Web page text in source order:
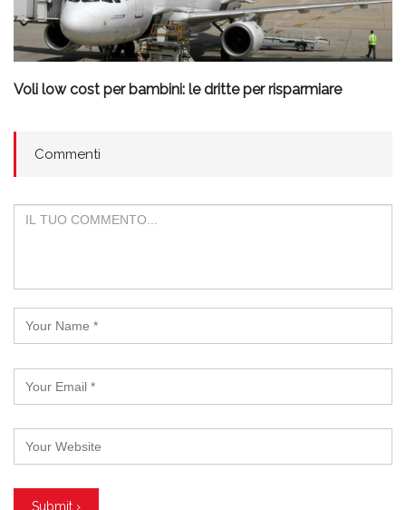
Voli low cost per bambini: le dritte per risparmiare
Commenti